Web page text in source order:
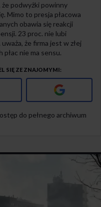
że podwyżki powinny
Mimo to presja płacowa
obawia się reakcji
23 proc. nie lubi
że firma jest w złej
płac nie ma sensu.
SIĘ ZE ZNAJOMYMI
Google+
do pełnego archiwum